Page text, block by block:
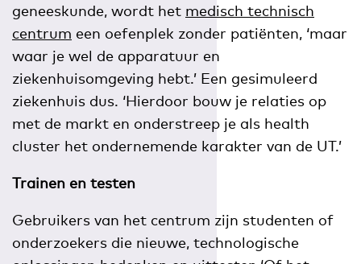
geneeskunde, wordt het medisch technisch
centrum een oefenplek zonder patiënten, ‘maar
waar je wel de apparatuur en
ziekenhuisomgeving hebt.’ Een gesimuleerd
ziekenhuis dus. ‘Hierdoor bouw je relaties op
met de markt en onderstreep je als health
cluster het ondernemende karakter van de UT.’
Trainen en testen
Gebruikers van het centrum zijn studenten of
onderzoekers die nieuwe, technologische